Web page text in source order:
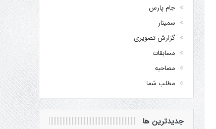
جام پارس
سمینار
گزارش تصویری
مسابقات
مصاحبه
مطلب شما
جدیدترین ها